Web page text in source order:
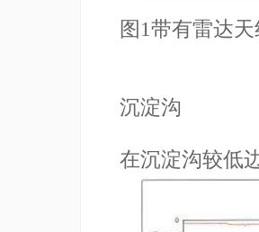
图1带有雷达
沉淀沟
在沉淀沟较低